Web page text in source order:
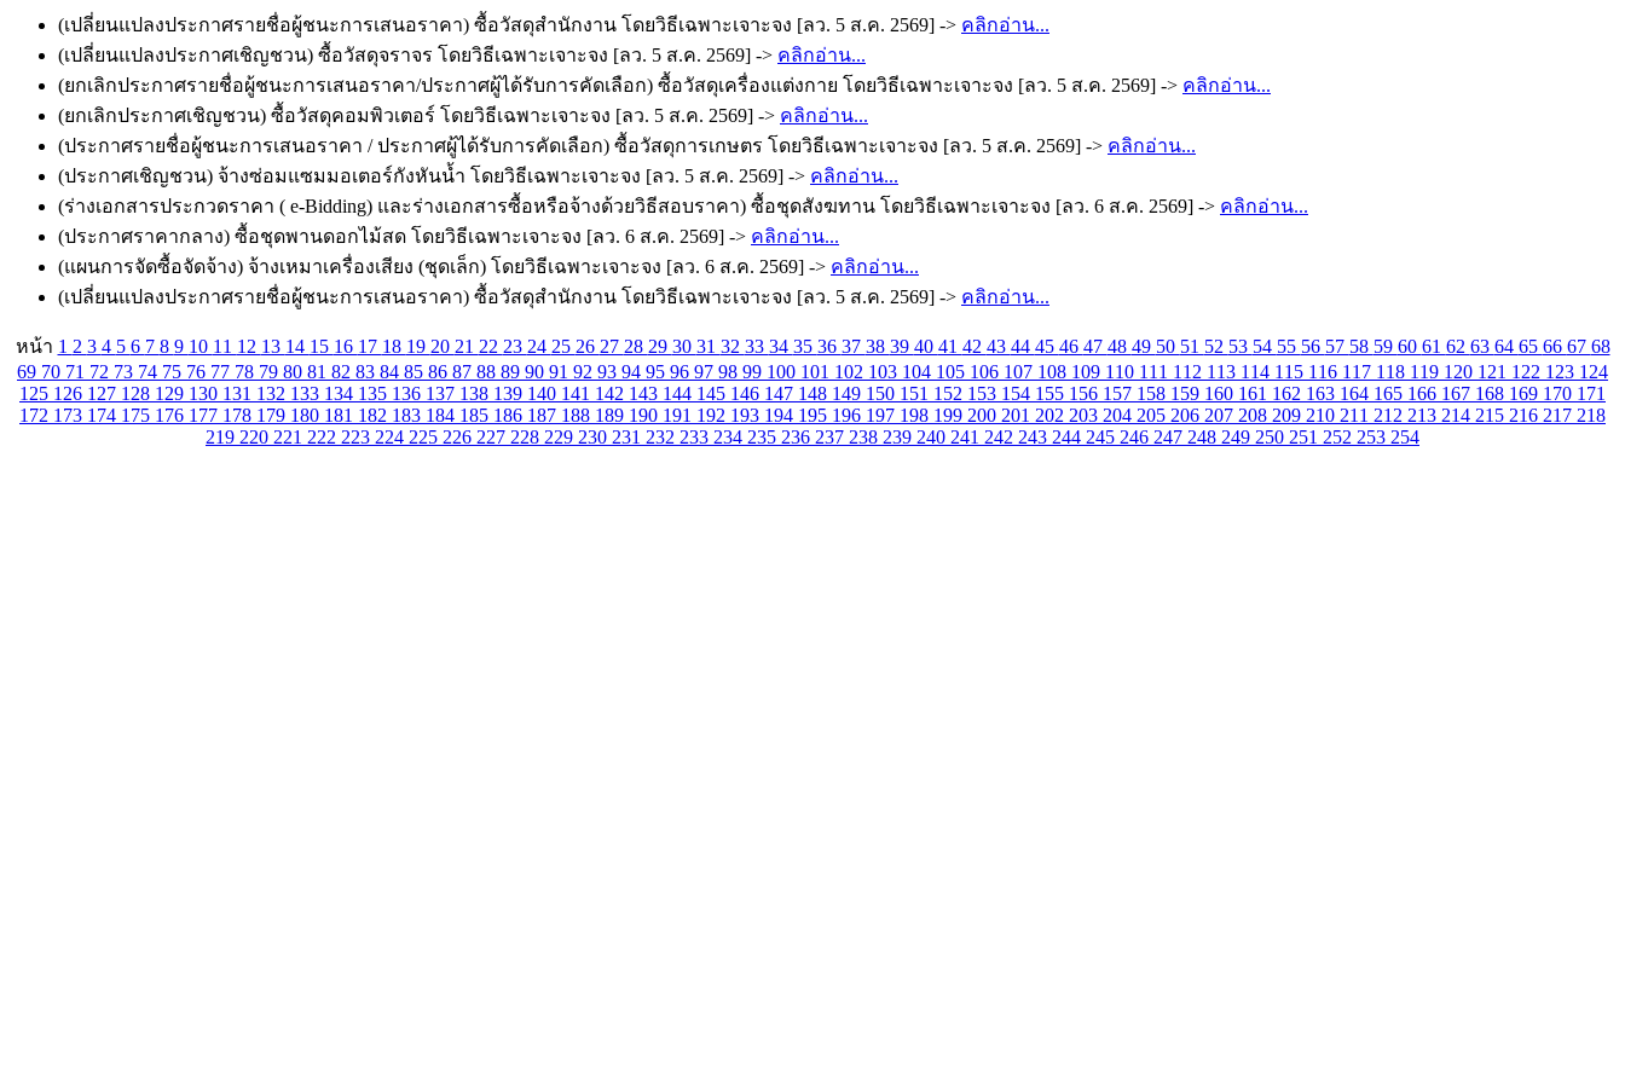
(เปลี่ยนแปลงประกาศรายชื่อผู้ชนะการเสนอราคา) ซื้อวัสดุสำนักงาน โดยวิธีเฉพาะเจาะจง [ลว. 5 ส.ค. 2569] -> คลิกอ่าน...
(เปลี่ยนแปลงประกาศเชิญชวน) ซื้อวัสดุจราจร โดยวิธีเฉพาะเจาะจง [ลว. 5 ส.ค. 2569] -> คลิกอ่าน...
(ยกเลิกประกาศรายชื่อผู้ชนะการเสนอราคา/ประกาศผู้ได้รับการคัดเลือก) ซื้อวัสดุเครื่องแต่งกาย โดยวิธีเฉพาะเจาะจง [ลว. 5 ส.ค. 2569] -> คลิกอ่าน...
(ยกเลิกประกาศเชิญชวน) ซื้อวัสดุคอมพิวเตอร์ โดยวิธีเฉพาะเจาะจง [ลว. 5 ส.ค. 2569] -> คลิกอ่าน...
(ประกาศรายชื่อผู้ชนะการเสนอราคา / ประกาศผู้ได้รับการคัดเลือก) ซื้อวัสดุการเกษตร โดยวิธีเฉพาะเจาะจง [ลว. 5 ส.ค. 2569] -> คลิกอ่าน...
(ประกาศเชิญชวน) จ้างซ่อมแซมมอเตอร์กังหันน้ำ โดยวิธีเฉพาะเจาะจง [ลว. 5 ส.ค. 2569] -> คลิกอ่าน...
(ร่างเอกสารประกวดราคา ( e-Bidding) และร่างเอกสารซื้อหรือจ้างด้วยวิธีสอบราคา) ซื้อชุดสังฆทาน โดยวิธีเฉพาะเจาะจง [ลว. 6 ส.ค. 2569] -> คลิกอ่าน...
(ประกาศราคากลาง) ซื้อชุดพานดอกไม้สด โดยวิธีเฉพาะเจาะจง [ลว. 6 ส.ค. 2569] -> คลิกอ่าน...
(แผนการจัดซื้อจัดจ้าง) จ้างเหมาเครื่องเสียง (ชุดเล็ก) โดยวิธีเฉพาะเจาะจง [ลว. 6 ส.ค. 2569] -> คลิกอ่าน...
(เปลี่ยนแปลงประกาศรายชื่อผู้ชนะการเสนอราคา) ซื้อวัสดุสำนักงาน โดยวิธีเฉพาะเจาะจง [ลว. 5 ส.ค. 2569] -> คลิกอ่าน...
หน้า 1 2 3 4 5 6 7 8 9 10 11 12 13 14 15 16 17 18 19 20 21 22 23 24 25 26 27 28 29 30 31 32 33 34 35 36 37 38 39 40 41 42 43 44 45 46 47 48 49 50 51 52 53 54 55 56 57 58 59 60 61 62 63 64 65 66 67 68
69 70 71 72 73 74 75 76 77 78 79 80 81 82 83 84 85 86 87 88 89 90 91 92 93 94 95 96 97 98 99 100 101 102 103 104 105 106 107 108 109 110 111 112 113 114 115 116 117 118 119 120 121 122 123 124
125 126 127 128 129 130 131 132 133 134 135 136 137 138 139 140 141 142 143 144 145 146 147 148 149 150 151 152 153 154 155 156 157 158 159 160 161 162 163 164 165 166 167 168 169 170 171
172 173 174 175 176 177 178 179 180 181 182 183 184 185 186 187 188 189 190 191 192 193 194 195 196 197 198 199 200 201 202 203 204 205 206 207 208 209 210 211 212 213 214 215 216 217 218
219 220 221 222 223 224 225 226 227 228 229 230 231 232 233 234 235 236 237 238 239 240 241 242 243 244 245 246 247 248 249 250 251 252 253 254